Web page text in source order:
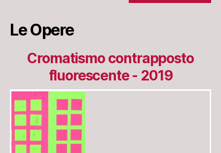
Le Opere
Cromatismo contrapposto
fluorescente - 2019